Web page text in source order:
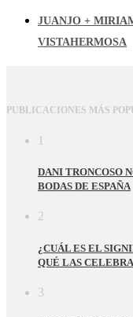
JUANJO +
VISTAHERMOSA
PUBLICACIONES MÁS
1
DANI TRONCOSO
BODAS DE ESPAÑA
2
¿CUÁL ES EL
QUÉ LAS
3